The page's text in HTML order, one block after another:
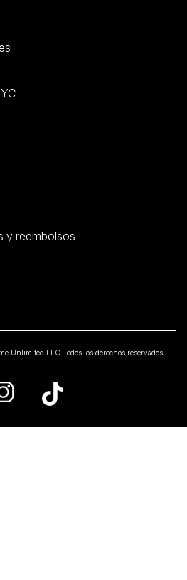
y reembolsos
Unlimited LLC Todos los derechos reservados.